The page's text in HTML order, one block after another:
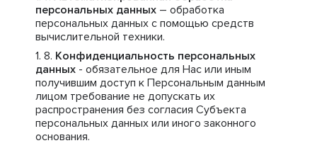
персональных данных – обработка
персональных данных с помощью средств
вычислительной техники.
Конфиденциальность персональных
данных - обязательное для Нас или иным
получившим доступ к Персональным данным
лицом требование не допускать их
распространения без согласия Субъекта
персональных данных или иного законного
основания.